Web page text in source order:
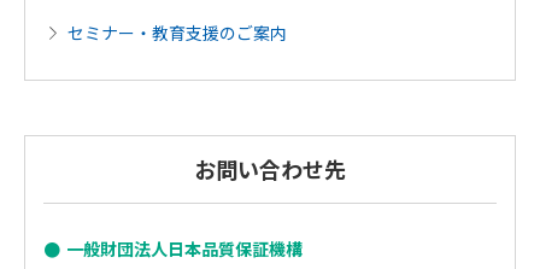
セミナー・教育支援のご案内
お問い合わせ先
一般財団法人日本品質保証機構